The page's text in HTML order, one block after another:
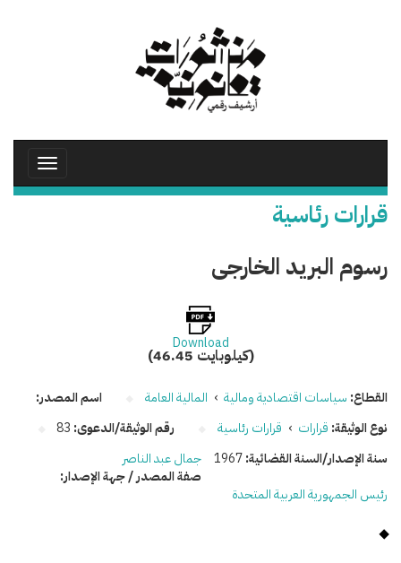
Toggle
قرارات رئاسية
رسوم البريد الخارجى
Download
(46.45 كيلوبايت)
القطاع: سياسات اقتصادية ومالية › المالية العامة
نوع الوثيقة: قرارات › قرارات رئاسية رقم الوثيقة/الدعوى: 83
سنة الإصدار/السنة القضائية:1967
اسم المصدر:
جمال عبد الناصر
صفة المصدر / جهة الإصدار:
رئيس الجمهورية العربية المتحدة